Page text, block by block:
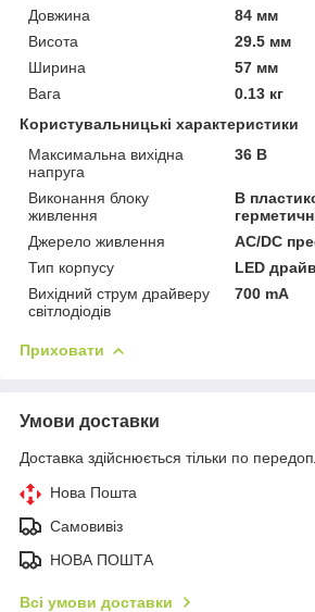
Довжина
84 мм
Висота
29.5 мм
Ширина
57 мм
Вага
0.13 кг
Користувальницькі характеристики
Максимальна вихідна
напруга
36 В
Виконання блоку
живлення
В
Джерело живлення
AC/DC
Тип корпусу
LED
Вихідний струм драйверу
світлодіодів
700 mA
Приховати
Умови доставки
Доставка здійснюється тільки по
Нова Пошта
Самовивіз
НОВА ПОШТА
Всі умови доставки